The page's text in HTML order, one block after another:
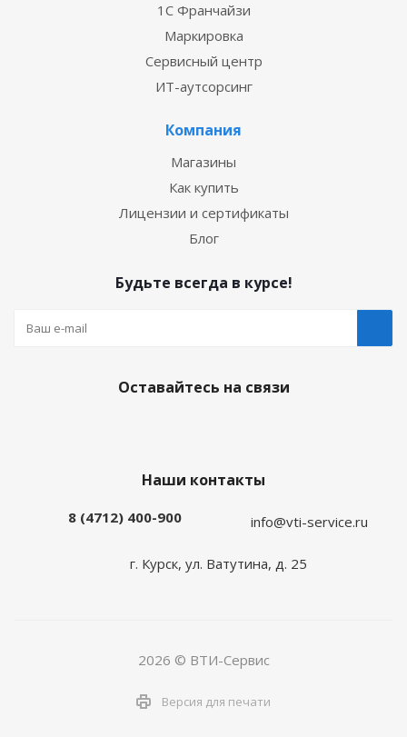
1С Франчайзи
Маркировка
Сервисный центр
ИТ-аутсорсинг
Компания
Магазины
Как купить
Лицензии и сертификаты
Блог
Будьте всегда в курсе!
Оставайтесь на связи
Наши контакты
8 (4712) 400-900 info@vti-service.ru
г. Курск, ул. Ватутина, д. 25
2026 © ВТИ-Сервис
Версия для печати